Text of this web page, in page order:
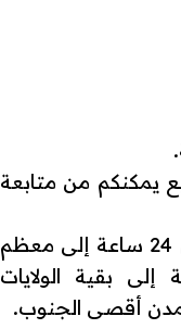
يمكنكم من متابعة
متوسط فترة التوصيل أقل من 24 ساعة إلى معظم
الشمالية و 48 ساعة إلى بقية الولايات
أقصى الجنوب.